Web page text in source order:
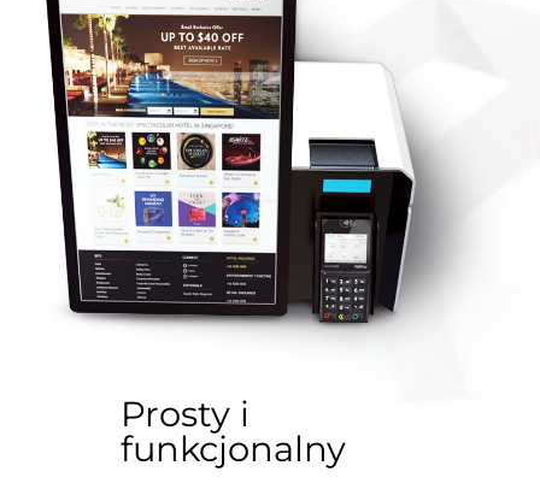
Prosty i
funkcjonalny